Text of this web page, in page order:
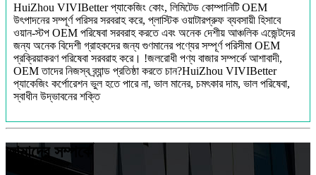
HuiZhou VIVIBetter প্যাকেজিং কোং, লিমিটেড কোম্পানিটি OEM
উৎপাদনের সম্পূর্ণ পরিসর সরবরাহ করে, প্লাস্টিক ওয়াটারপ্রুফ ব্যবসায়ী হিসাবে
ওয়ান-স্টপ OEM পরিষেবা সরবরাহ করতে এবং অনেক দেশীয় আঞ্চলিক এজেন্টদের
জন্য অনেক বিদেশী গ্রাহকদের জন্য গুণমানের পণ্যের সম্পূর্ণ পরিসীমা OEM
প্রক্রিয়াকরণ পরিষেবা সরবরাহ করে। !জলরোধী পণ্য বাজার সম্পর্কে আশাবাদী,
OEM তাদের নিজস্ব ব্র্যান্ড প্রতিষ্ঠা করতে চান?HuiZhou VIVIBetter
প্যাকেজিং কর্পোরেশন ভুল হতে পারে না, ভাল মানের, চমৎকার দাম, ভাল পরিষেবা,
স্বাধীন উদ্ভাবনের শক্তি
আমাদের সম্পর্কে